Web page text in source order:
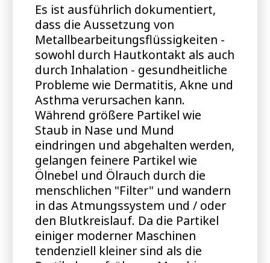
Es ist ausführlich dokumentiert,
dass die Aussetzung von
Metallbearbeitungsflüssigkeiten -
sowohl durch Hautkontakt als auch
durch Inhalation - gesundheitliche
Probleme wie Dermatitis, Akne und
Asthma verursachen kann.
Während größere Partikel wie
Staub in Nase und Mund
eindringen und abgehalten werden,
gelangen feinere Partikel wie
Ölnebel und Ölrauch durch die
menschlichen "Filter" und wandern
in das Atmungssystem und / oder
den Blutkreislauf. Da die Partikel
einiger moderner Maschinen
tendenziell kleiner sind als die